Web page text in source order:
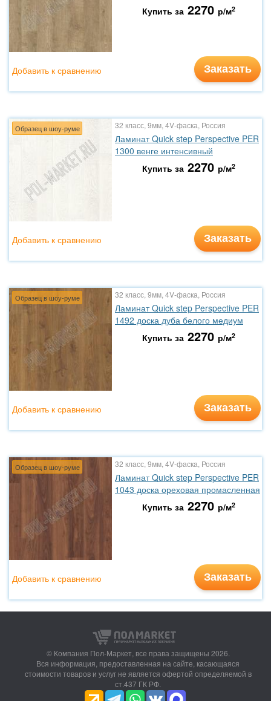
Купить за 2270 р/м2
Заказать
Добавить к сравнению
Образец в шоу-руме 32 класс, 9мм, 4V-фаска, Россия
Ламинат Quick step Perspective PER
1300 венге интенсивный
Купить за 2270 р/м2
Заказать
Добавить к сравнению
Образец в шоу-руме 32 класс, 9мм, 4V-фаска, Россия
Ламинат Quick step Perspective PER
1492 доска дуба белого медиум
Купить за 2270 р/м2
Заказать
Добавить к сравнению
Образец в шоу-руме 32 класс, 9мм, 4V-фаска, Россия
Ламинат Quick step Perspective PER
1043 доска ореховая промасленная
Купить за 2270 р/м2
Заказать
Добавить к сравнению
© Компания Пол-Маркет, все права защищены 2026.
Вся информация, предоставленная на сайте, касающаяся
стоимости товаров и услуг не является офертой определяемой в
ст.437 ГК РФ.